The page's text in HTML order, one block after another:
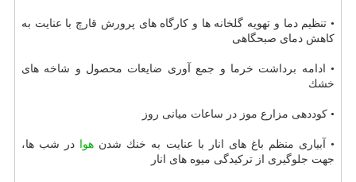
• تنظیم دما و تهویه گلخانه ها و كارگاه های پرورش قارچ با عنایت به
كاهش دمای صبحگاهی
• ادامه برداشت خرما و جمع آوری ضایعات محصول و شاخه های
خشك
• كوددهی مزارع موز در ساعات میانی روز
• آبیاری منظم باغ های انار با عنایت به خنك شدن هوا در شب ها،
جهت جلوگیری از تركیدگی میوه های انار